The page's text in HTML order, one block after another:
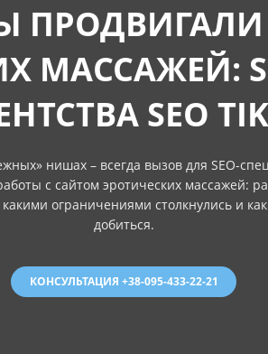
ПРОДВИГАЛИ
МАССАЖЕЙ:
SEO
нишах – всегда вызов для SEO-
с сайтом эротических массажей:
ограничениями столкнулись и
добиться.
КОНСУЛЬТАЦИЯ +38-095-433-22-21